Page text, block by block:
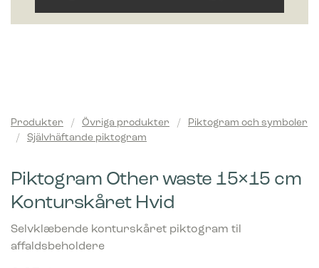
Produkter / Övriga produkter /
Piktogram och symboler
/
Självhäftande piktogram
Piktogram Other waste 15×15 cm
Konturskåret Hvid
Selvklæbende konturskåret piktogram til
affaldsbeholdere